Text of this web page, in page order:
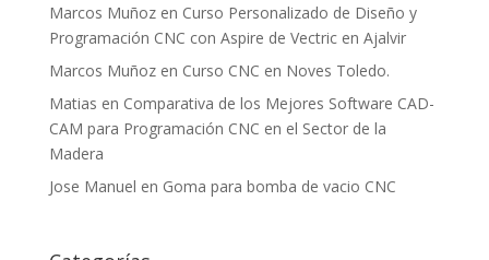
Marcos Muñozen Curso Personalizado de Diseño y
Programación CNC con Aspire de Vectric en Ajalvir
Marcos Muñozen Curso CNC en Noves Toledo.
Matias en Comparativa de los Mejores Software CAD-
CAM para Programación CNC en el Sector de la
Madera
Jose Manuel en Goma para bomba de vacio CNC